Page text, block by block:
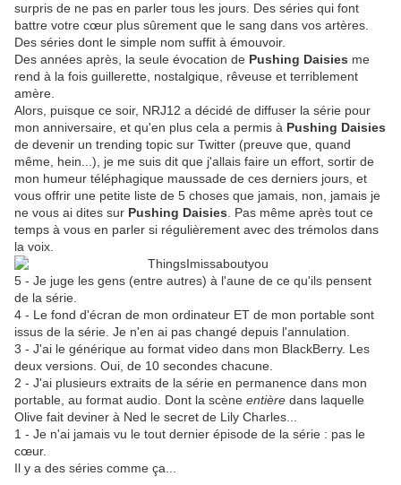
surpris de ne pas en parler tous les jours. Des séries qui font
battre votre cœur plus sûrement que le sang dans vos artères.
Des séries dont le simple nom suffit à émouvoir.
Des années après, la seule évocation de Pushing Daisies me
rend à la fois guillerette, nostalgique, rêveuse et terriblement
amère.
Alors, puisque ce soir, NRJ12 a décidé de diffuser la série pour
mon anniversaire, et qu'en plus cela a permis à Pushing Daisies
de devenir un trending topic sur Twitter (preuve que, quand
même, hein...), je me suis dit que j'allais faire un effort, sortir de
mon humeur téléphagique maussade de ces derniers jours, et
vous offrir une petite liste de 5 choses que jamais, non, jamais je
ne vous ai dites sur Pushing Daisies . Pas même après tout ce
temps à vous en parler si régulièrement avec des trémolos dans
la voix.
5 - Je juge les gens (entre autres) à l'aune de ce qu'ils pensent
de la série.
4 - Le fond d'écran de mon ordinateur ET de mon portable sont
issus de la série. Je n'en ai pas changé depuis l'annulation.
3 - J'ai le générique au format video dans mon BlackBerry. Les
deux versions. Oui, de 10 secondes chacune.
2 - J'ai plusieurs extraits de la série en permanence dans mon
portable, au format audio. Dont la scène entière dans laquelle
Olive fait deviner à Ned le secret de Lily Charles...
1 - Je n'ai jamais vu le tout dernier épisode de la série : pas le
cœur.
Il y a des séries comme ça...